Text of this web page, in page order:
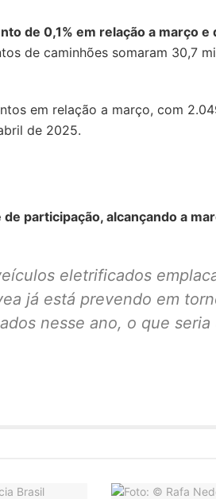
de 0,1% em relação a março e
de caminhões somaram 30,7
em relação a março, com
de 2025.
participação, alcançando a
eletrificados
já está prevendo em
nesse ano, o que seria